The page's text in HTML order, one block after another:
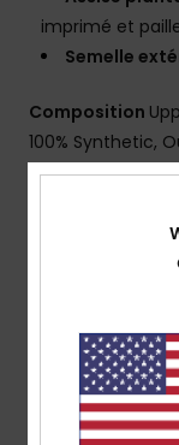
imprimé et
Semelle
Composition
100% Synthetic,
Traçabilité du
Livraison &
Avis clients